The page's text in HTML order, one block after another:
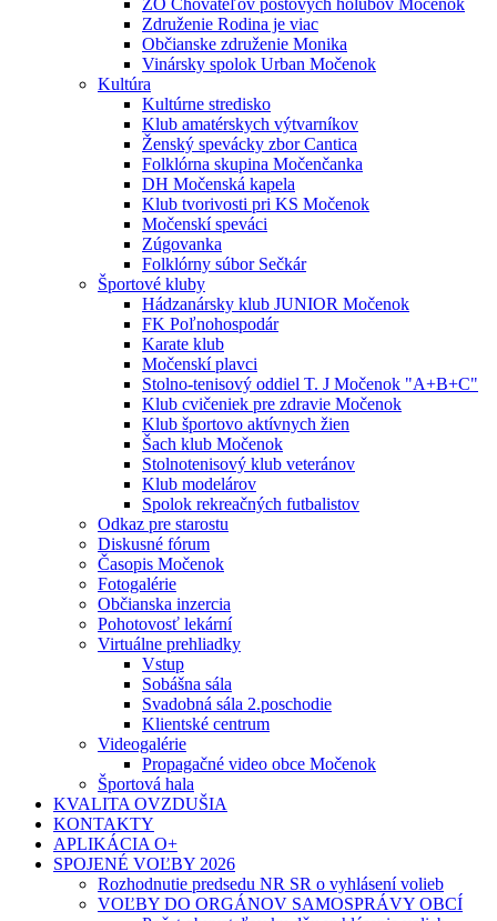
ZO Chovateľov poštových holubov Močenok
Združenie Rodina je viac
Občianske združenie Monika
Vinársky spolok Urban Močenok
Kultúra
Kultúrne stredisko
Klub amatérskych výtvarníkov
Ženský spevácky zbor Cantica
Folklórna skupina Močenčanka
DH Močenská kapela
Klub tvorivosti pri KS Močenok
Močenskí speváci
Zúgovanka
Folklórny súbor Sečkár
Športové kluby
Hádzanársky klub JUNIOR Močenok
FK Poľnohospodár
Karate klub
Močenskí plavci
Stolno-tenisový oddiel T. J Močenok "A+B+C"
Klub cvičeniek pre zdravie Močenok
Klub športovo aktívnych žien
Šach klub Močenok
Stolnotenisový klub veteránov
Klub modelárov
Spolok rekreačných futbalistov
Odkaz pre starostu
Diskusné fórum
Časopis Močenok
Fotogalérie
Občianska inzercia
Pohotovosť lekární
Virtuálne prehliadky
Vstup
Sobášna sála
Svadobná sála 2.poschodie
Klientské centrum
Videogalérie
Propagačné video obce Močenok
Športová hala
KVALITA OVZDUŠIA
KONTAKTY
APLIKÁCIA O+
SPOJENÉ VOĽBY 2026
Rozhodnutie predsedu NR SR o vyhlásení volieb
VOĽBY DO ORGÁNOV SAMOSPRÁVY OBCÍ